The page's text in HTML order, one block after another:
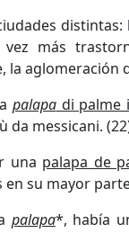
vez más
la aglomeración
palapadi palme
da messicani.
una palapa de
su mayor
palapa*, había